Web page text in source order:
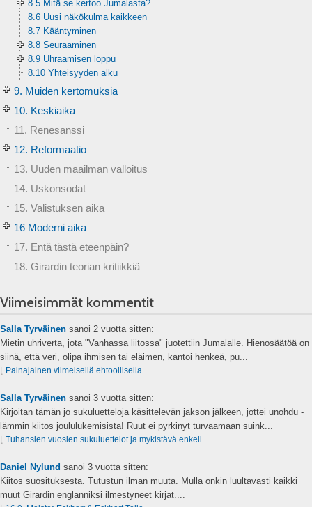
8.5 Mitä se kertoo Jumalasta?
8.6 Uusi näkökulma kaikkeen
8.7 Kääntyminen
8.8 Seuraaminen
8.9 Uhraamisen loppu
8.10 Yhteisyyden alku
9. Muiden kertomuksia
10. Keskiaika
11. Renesanssi
12. Reformaatio
13. Uuden maailman valloitus
14. Uskonsodat
15. Valistuksen aika
16 Moderni aika
17. Entä tästä eteenpäin?
18. Girardin teorian kritiikkiä
Viimeisimmät kommentit
Salla Tyrväinen sanoi 2 vuotta sitten:
Mietin uhriverta, jota "Vanhassa liitossa" juotettiin Jumalalle. Hienosäätöä on
siinä, että veri, olipa ihmisen tai eläimen, kantoi henkeä, pu...
Painajainen viimeisellä ehtoollisella
Salla Tyrväinen sanoi 3 vuotta sitten:
Kirjoitan tämän jo sukuluetteloja käsittelevän jakson jälkeen, jottei unohdu -
lämmin kiitos joululukemisista! Ruut ei pyrkinyt turvaamaan suink...
Tuhansien vuosien sukuluettelot ja mykistävä enkeli
Daniel Nylund sanoi 3 vuotta sitten:
Kiitos suosituksesta. Tutustun ilman muuta. Mulla onkin luultavasti kaikki
muut Girardin englanniksi ilmestyneet kirjat....